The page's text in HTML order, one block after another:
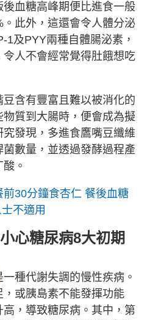
血糖高峰期便比進食一般
。此外，這還會令人體分泌
1及PYY兩種自體腸泌素，
人不會經常覺得肚餓想吃
含有豐富且難以被消化的
質到大腸時，便會成為擬
發現，多進食鷹嘴豆纖維
數量，並透過發酵過程產
。
前30分鐘食杏仁 餐後血糖
不適用
心糖尿病8大初期
一種代謝失調的慢性疾病。
或胰島素不能發揮功能
，導致糖尿病。其中，第